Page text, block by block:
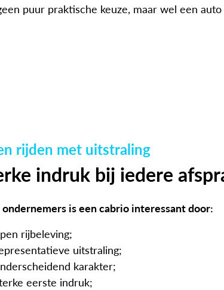
puur praktische keuze, maar wel een
rijden met uitstraling
indruk bij iedere
is een cabrio interessant door:
rijbeleving;
uitstraling;
karakter;
eerste indruk;